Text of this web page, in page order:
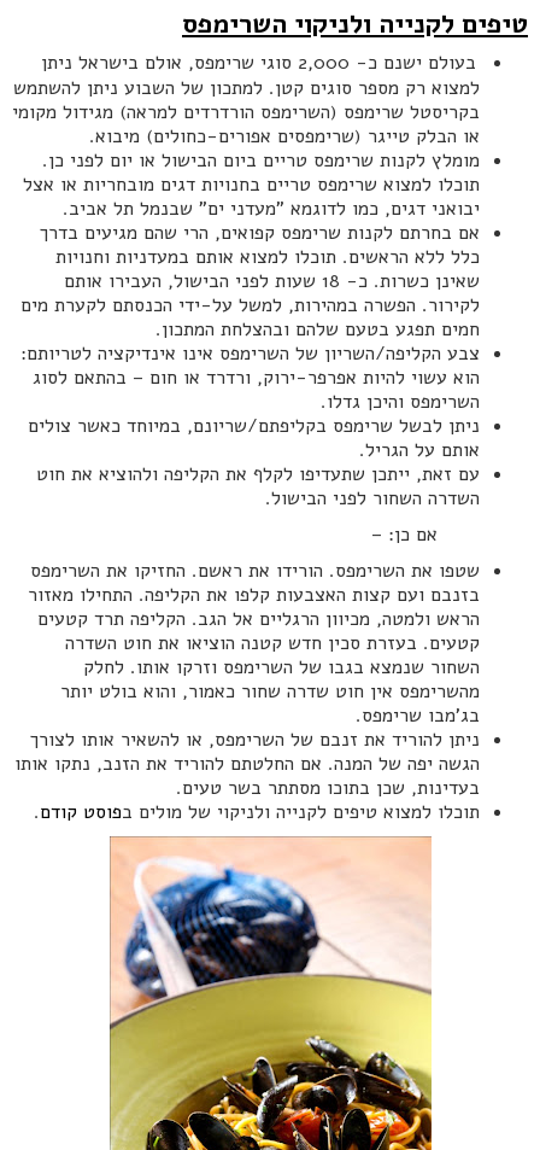
טיפים לקנייה ולניקוי השרימפס
בעולם ישנם כ- 2,000 סוגי שרימפס, אולם בישראל ניתן
למצוא רק מספר סוגים קטן. למתכון של השבוע ניתן להשתמש
בקריסטל שרימפס (השרימפס הורדרדים למראה) מגידול מקומי
או הבלק טייגר (שרימפסים אפורים-כחולים) מיבוא.
מומלץ לקנות שרימפס טריים ביום הבישול או יום לפני כן.
תוכלו למצוא שרימפס טריים בחנויות דגים מובחריות או אצל
יבואני דגים, כמו לדוגמא "מעדני ים" שבנמל תל אביב.
אם בחרתם לקנות שרימפס קפואים, הרי שהם מגיעים בדרך
כלל ללא הראשים. תוכלו למצוא אותם במעדניות וחנויות
שאינן כשרות. כ- 18 שעות לפני הבישול, העבירו אותם
לקירור. הפשרה במהירות, למשל על-ידי הכנסתם לקערת מים
חמים תפגע בטעם שלהם ובהצלחת המתכון.
צבע הקליפה/השריון של השרימפס אינו אינדיקציה לטריותם:
הוא עשוי להיות אפרפר-ירוק, ורדרד או חום – בהתאם לסוג
השרימפס והיכן גדלו.
ניתן לבשל שרימפס בקליפתם/שריונם, במיוחד כאשר צולים
אותם על הגריל.
עם זאת, ייתכן שתעדיפו לקלף את הקליפה ולהוציא את חוט
השדרה השחור לפני הבישול.
אם כן: –
שטפו את השרימפס. הורידו את ראשם. החזיקו את השרימפס
בזנבם ועם קצות האצבעות קלפו את הקליפה. התחילו מאזור
הראש ולמטה, מכיוון הרגליים אל הגב. הקליפה תרד קטעים
קטעים. בעזרת סכין חדש קטנה הוציאו את חוט השדרה
השחור שנמצא בגבו של השרימפס וזרקו אותו. לחלק
מהשרימפס אין חוט שדרה שחור כאמור, והוא בולט יותר
בג'מבו שרימפס.
ניתן להוריד את זנבם של השרימפס, או להשאיר אותו לצורך
הגשה יפה של המנה. אם החלטתם להוריד את הזנב, נתקו אותו
בעדינות, שכן בתוכו מסתתר בשר טעים.
תוכלו למצוא טיפים לקנייה ולניקוי של מולים בפוסט קודם.